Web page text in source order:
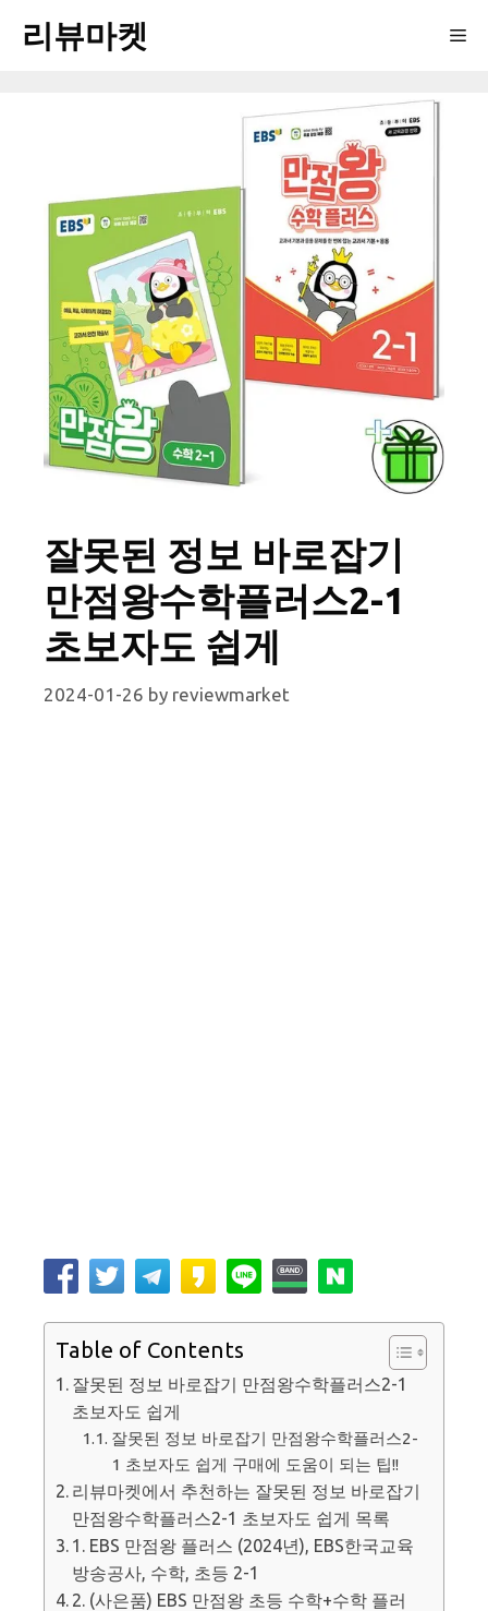
리뷰마켓
잘못된 정보 바로잡기
만점왕수학플러스2-1
초보자도 쉽게
2024-01-26 by reviewmarket
Table of Contents
잘못된 정보 바로잡기 만점왕수학플러스2-1
초보자도 쉽게
잘못된 정보 바로잡기 만점왕수학플러스2-
1 초보자도 쉽게 구매에 도움이 되는 팁!!
리뷰마켓에서 추천하는 잘못된 정보 바로잡기
만점왕수학플러스2-1 초보자도 쉽게 목록
1. EBS 만점왕 플러스 (2024년), EBS한국교육
방송공사, 수학, 초등 2-1
2. (사은품) EBS 만점왕 초등 수학+수학 플러